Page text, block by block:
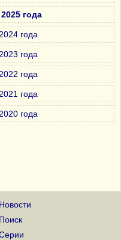
года
года
года
года
года
года
Новости
Поиск